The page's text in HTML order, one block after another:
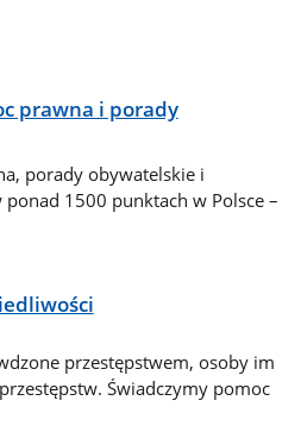
prawna i porady
porady obywatelskie i
1500 punktach w Polsce –
przestępstwem, osoby im
Świadczymy pomoc